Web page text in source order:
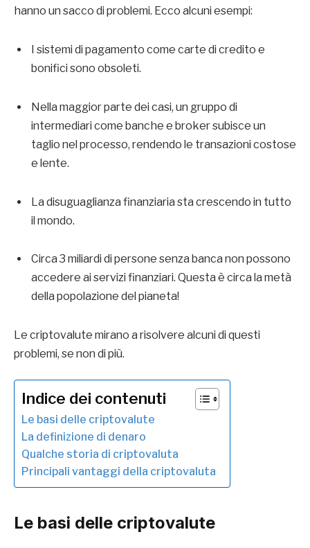
hanno un sacco di problemi. Ecco alcuni esempi:
I sistemi di pagamento come carte di credito e
bonifici sono obsoleti.
Nella maggior parte dei casi, un gruppo di
intermediari come banche e broker subisce un
taglio nel processo, rendendo le transazioni costose
e lente.
La disuguaglianza finanziaria sta crescendo in tutto
il mondo.
Circa 3 miliardi di persone senza banca non possono
accedere ai servizi finanziari. Questa è circa la metà
della popolazione del pianeta!
Le criptovalute mirano a risolvere alcuni di questi
problemi, se non di più.
Indice dei contenuti
Le basi delle criptovalute
La definizione di denaro
Qualche storia di criptovaluta
Principali vantaggi della criptovaluta
Le basi delle criptovalute